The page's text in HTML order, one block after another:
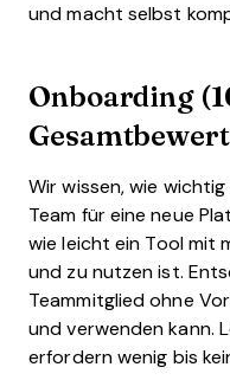
und macht selbst
Onboarding
Wir wissen, wie
Team für eine neue
wie leicht ein Tool mit
und zu nutzen ist.
Teammitglied ohne
und verwenden kann.
erfordern wenig bis